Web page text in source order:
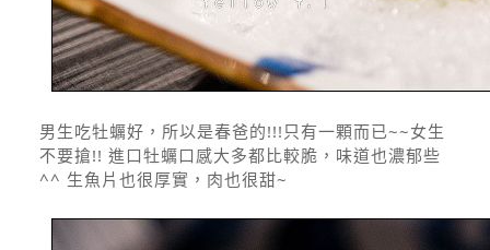
男生吃牡蠣好，所以是春爸的!!!只有一顆而已~~女生
不要搶!! 進口牡蠣口感大多都比較脆，味道也濃郁些
^^ 生魚片也很厚實，肉也很甜~